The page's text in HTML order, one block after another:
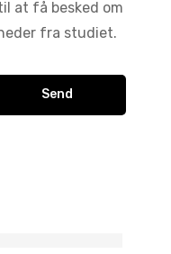
at få besked om
fra studiet.
Send